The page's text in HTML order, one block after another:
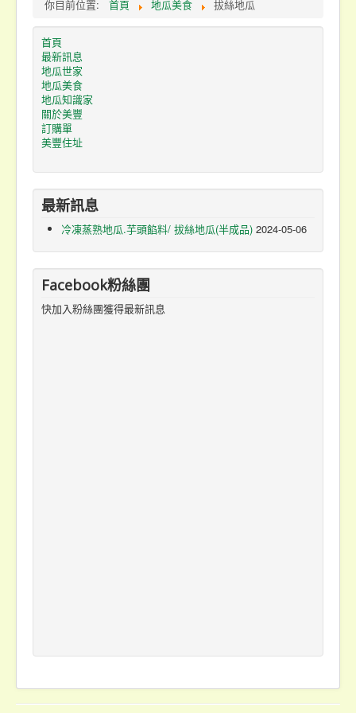
你目前位置: 首頁 地瓜美食 拔絲地瓜
首頁
最新訊息
地瓜世家
地瓜美食
地瓜知識家
關於美豐
訂購單
美豐住址
最新訊息
冷凍蒸熟地瓜.芋頭餡料/ 拔絲地瓜(半成品) 2024-05-06
Facebook粉絲團
快加入粉絲團獲得最新訊息